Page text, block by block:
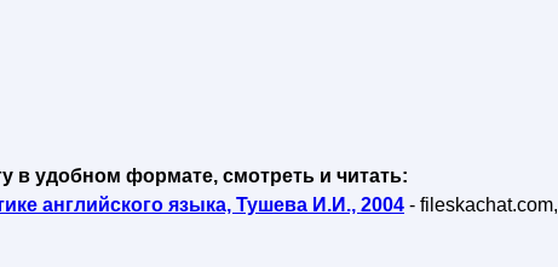
в удобном формате, смотреть и читать:
английского языка, Тушева И.И., 2004 - fileskachat.com,